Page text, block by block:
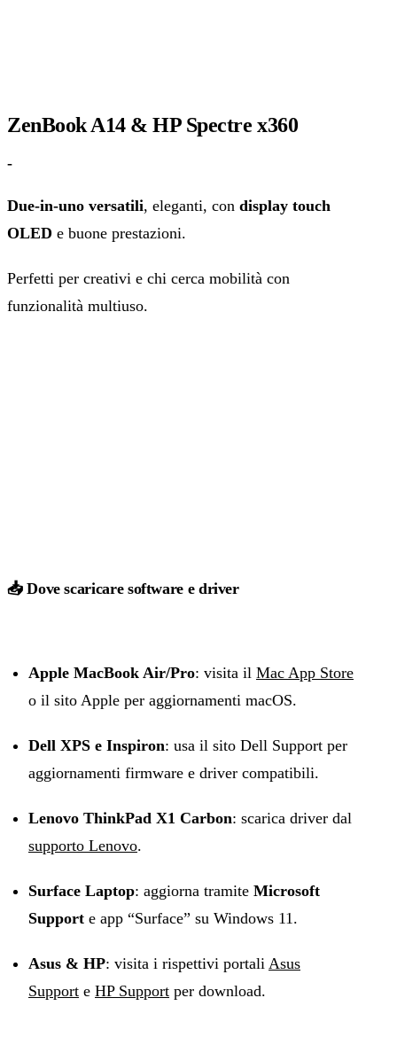
ZenBook A14 & HP Spectre x360
-
Due‑in‑uno versatili, eleganti, con display touch
OLED e buone prestazioni.
Perfetti per creativi e chi cerca mobilità con
funzionalità multiuso.
📥 Dove scaricare software e driver
Apple MacBook Air/Pro: visita il Mac App Store
o il sito Apple per aggiornamenti macOS.
Dell XPS e Inspiron: usa il sito Dell Support per
aggiornamenti firmware e driver compatibili.
Lenovo ThinkPad X1 Carbon: scarica driver dal
supporto Lenovo.
Surface Laptop: aggiorna tramite Microsoft
Support e app “Surface” su Windows 11.
Asus & HP: visita i rispettivi portali Asus
Support e HP Support per download.